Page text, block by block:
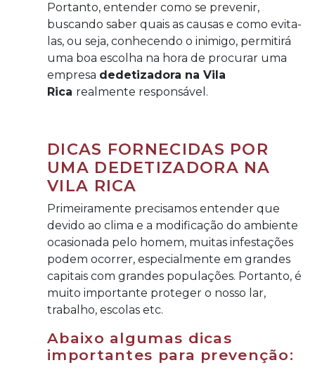
Portanto, entender como se prevenir,
buscando saber quais as causas e como evita-
las, ou seja, conhecendo o inimigo, permitirá
uma boa escolha na hora de procurar uma
empresa dedetizadora na Vila
Rica realmente responsável.
DICAS FORNECIDAS POR
UMA DEDETIZADORA NA
VILA RICA
Primeiramente precisamos entender que
devido ao clima e a modificação do ambiente
ocasionada pelo homem, muitas infestações
podem ocorrer, especialmente em grandes
capitais com grandes populações. Portanto, é
muito importante proteger o nosso lar,
trabalho, escolas etc.
Abaixo algumas dicas
importantes para prevenção: